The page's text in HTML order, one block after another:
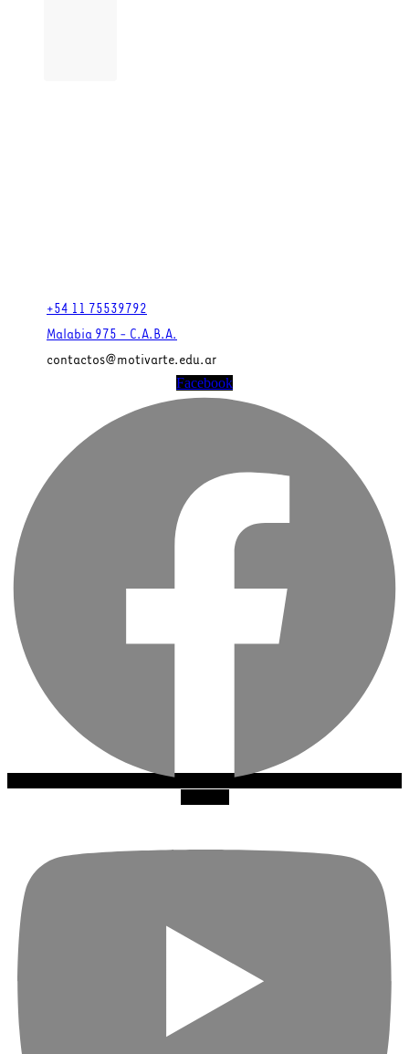
+54 11 75539792
Malabia 975 - C.A.B.A.
contactos@motivarte.edu.ar
Facebook